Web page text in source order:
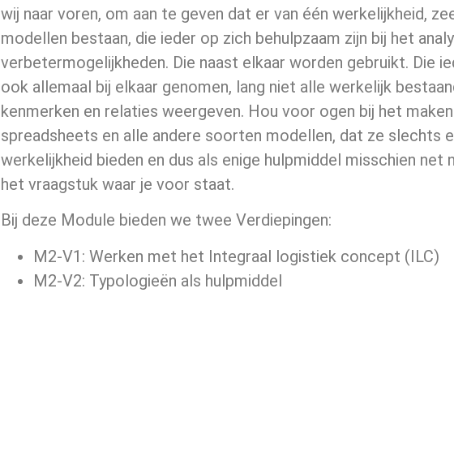
wij naar voren, om aan te geven dat er van één werkelijkheid,
modellen bestaan, die ieder op zich behulpzaam zijn bij het
verbetermogelijkheden. Die naast elkaar worden gebruikt. Die
ook allemaal bij elkaar genomen, lang niet alle werkelijk
kenmerken en relaties weergeven. Hou voor ogen bij het
spreadsheets en alle andere soorten modellen, dat ze slechts
werkelijkheid bieden en dus als enige hulpmiddel misschien
het vraagstuk waar je voor staat.
Bij deze Module bieden we twee Verdiepingen:
M2-V1: Werken met het Integraal logistiek concept (ILC)
M2-V2: Typologieën als hulpmiddel